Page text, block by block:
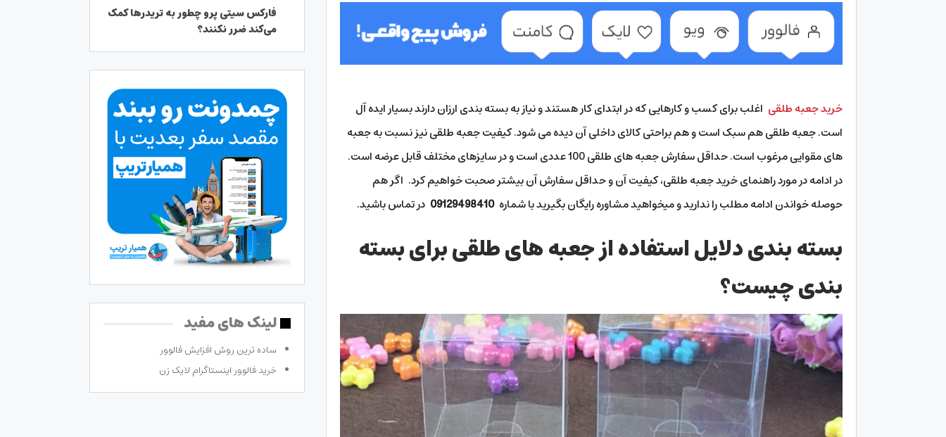
خرید جعبه طلقی اغلب برای کسب و کارهایی که در ابتدای کار هستند و نیاز به بسته بندی ارزان دارند بسیار ایده آل
است. جعبه طلقی هم سبک است و هم براحتی کالای داخلی آن دیده می شود. کیفیت جعبه طلقی نیز نسبت به جعبه
های مقوایی مرغوب است. حداقل سفارش جعبه های طلقی 100 عددی است و در سایزهای مختلف قابل عرضه است.
در ادامه در مورد راهنمای خرید جعبه طلقی، کیفیت آن و حداقل سفارش آن بیشتر صحبت خواهیم کرد. اگر هم
حوصله خواندن ادامه مطلب را ندارید و میخواهید مشاوره رایگان بگیرید با شماره09129498410 در تماس باشید.
بسته بندی دلایل استفاده از جعبه های طلقی برای بسته
بندی چیست؟
فارکس سیتی پرو چطور به تریدرها کمک
می‌کند ضرر نکنند؟
لینک های مفید
ساده ترین روش افزایش فالوور
خرید فالوور اینستاگرام لایک زن